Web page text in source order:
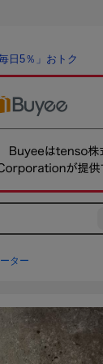
日5％」おトク
ター